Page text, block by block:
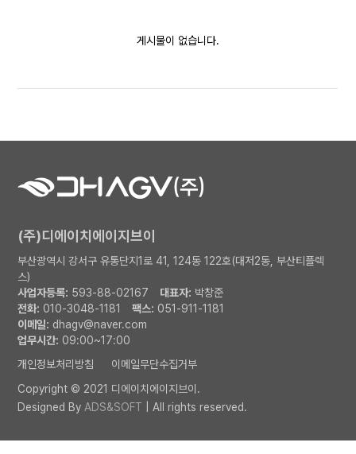
게시물이 없습니다.
(주)디에이치에이지브이
부산광역시 강서구 유통단지1로 41, 124동 122호(대저2동, 부산티플렉
스)
사업자등록: 593-88-02167 대표자: 박창준
전화: 010-3048-1181 팩스: 051-911-1181
이메일: dhagv@naver.com
업무시간: 09:00~17:00
개인정보처리방침
이메일무단수집거부
Copyright © 2021 디에이치에이지브이.
Designed By ADS&SOFT | All rights reserved.